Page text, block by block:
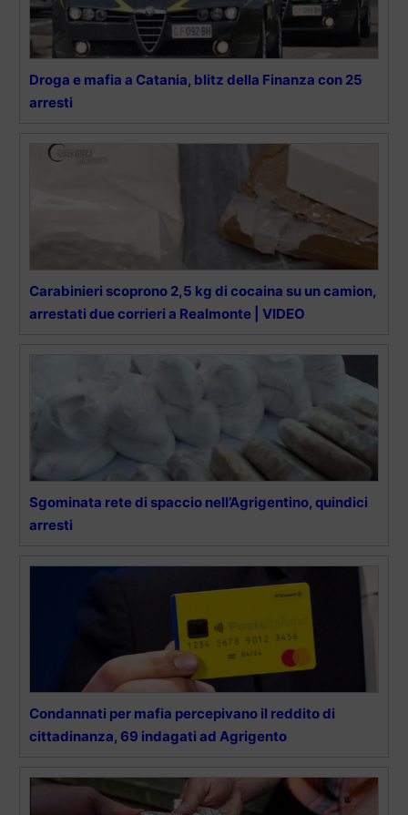
Droga e mafia a Catania, blitz della Finanza con 25
arresti
Carabinieri scoprono 2,5 kg di cocaina su un camion,
arrestati due corrieri a Realmonte | VIDEO
Sgominata rete di spaccio nell’Agrigentino, quindici
arresti
Condannati per mafia percepivano il reddito di
cittadinanza, 69 indagati ad Agrigento